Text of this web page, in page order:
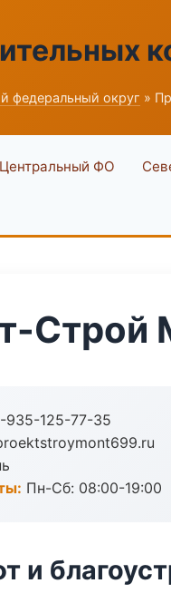
федеральный округ »
Центральный ФО
Строй
935-125-77-35
Пн-Сб: 08:00-19:00
и